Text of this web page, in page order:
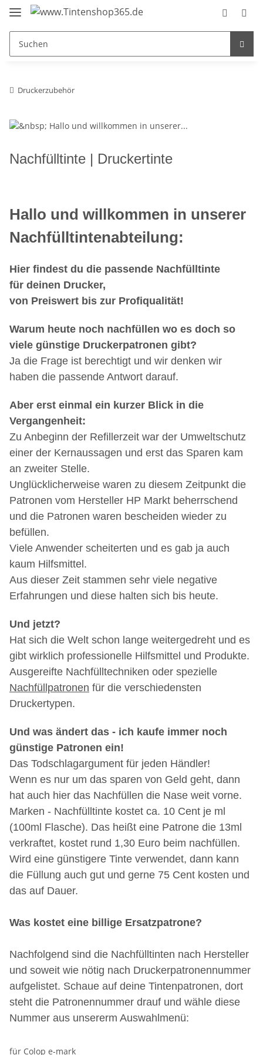
Druckerzubehör
Nachfülltinte | Druckertinte
Hallo und willkommen in unserer
Nachfülltintenabteilung:
Hier findest du die passende Nachfülltinte
für deinen Drucker,
von Preiswert bis zur Profiqualität!
Warum heute noch nachfüllen wo es doch so
viele günstige Druckerpatronen gibt?
Ja die Frage ist berechtigt und wir denken wir
haben die passende Antwort darauf.
Aber erst einmal ein kurzer Blick in die
Vergangenheit:
Zu Anbeginn der Refillerzeit war der Umweltschutz
einer der Kernaussagen und erst das Sparen kam
an zweiter Stelle.
Unglücklicherweise waren zu diesem Zeitpunkt die
Patronen vom Hersteller HP Markt beherrschend
und die Patronen waren bescheiden wieder zu
befüllen.
Viele Anwender scheiterten und es gab ja auch
kaum Hilfsmittel.
Aus dieser Zeit stammen sehr viele negative
Erfahrungen und diese halten sich bis heute.
Und jetzt?
Hat sich die Welt schon lange weitergedreht und es
gibt wirklich professionelle Hilfsmittel und Produkte.
Ausgereifte Nachfülltechniken oder spezielle
Nachfüllpatronen für die verschiedensten
Druckertypen.
Und was ändert das - ich kaufe immer noch
günstige Patronen ein!
Das Todschlagargument für jeden Händler!
Wenn es nur um das sparen von Geld geht, dann
hat auch hier das Nachfüllen die Nase weit vorne.
Marken - Nachfülltinte kostet ca. 10 Cent je ml
(100ml Flasche). Das heißt eine Patrone die 13ml
verkraftet, kostet rund 1,30 Euro beim nachfüllen.
Wird eine günstigere Tinte verwendet, dann kann
die Füllung auch gut und gerne 75 Cent kosten und
das auf Dauer.
Was kostet eine billige Ersatzpatrone?
Nachfolgend sind die Nachfülltinten nach Hersteller
und soweit wie nötig nach Druckerpatronennummer
aufgelistet. Schaue auf deine Tintenpatronen, dort
steht die Patronennummer drauf und wähle diese
Nummer aus unsererm Auswahlmenü:
für Colop e-mark